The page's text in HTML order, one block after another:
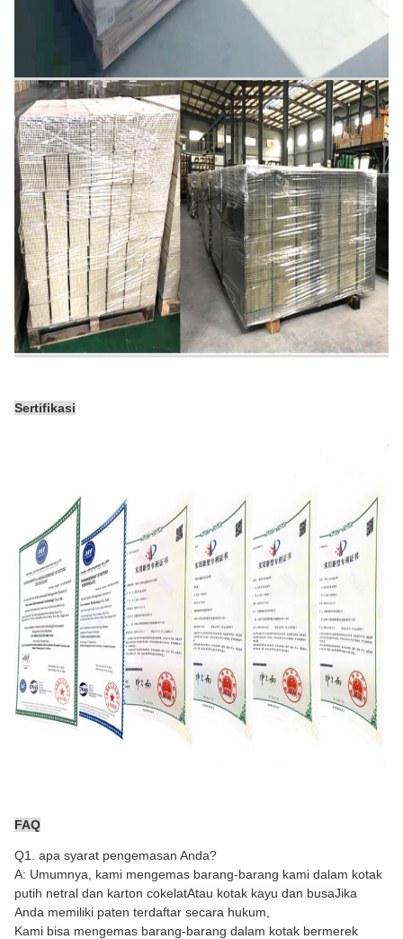
Sertifikasi
FAQ
Q1. apa syarat pengemasan Anda?
A: Umumnya, kami mengemas barang-barang kami dalam kotak
putih netral dan karton cokelatAtau kotak kayu dan busaJika
Anda memiliki paten terdaftar secara hukum,
Kami bisa mengemas barang-barang dalam kotak bermerek